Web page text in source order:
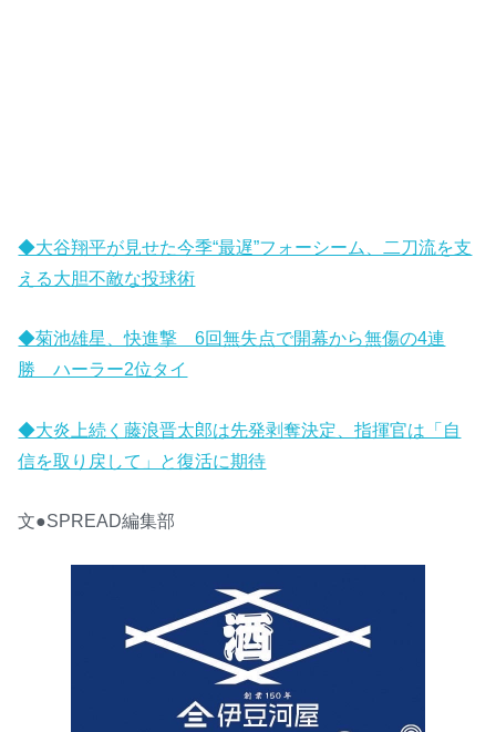
◆大谷翔平が見せた今季“最遅”フォーシーム、二刀流を支
える大胆不敵な投球術
◆菊池雄星、快進撃 6回無失点で開幕から無傷の4連
勝 ハーラー2位タイ
◆大炎上続く藤浪晋太郎は先発剥奪決定、指揮官は「自
信を取り戻して」と復活に期待
文●SPREAD編集部